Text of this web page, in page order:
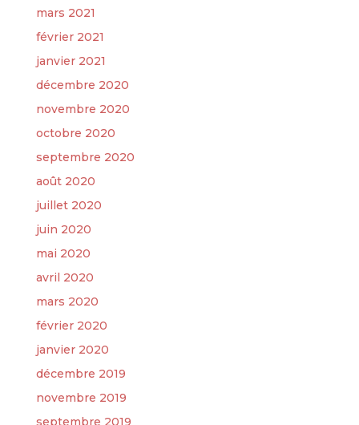
mars 2021
février 2021
janvier 2021
décembre 2020
novembre 2020
octobre 2020
septembre 2020
août 2020
juillet 2020
juin 2020
mai 2020
avril 2020
mars 2020
février 2020
janvier 2020
décembre 2019
novembre 2019
septembre 2019